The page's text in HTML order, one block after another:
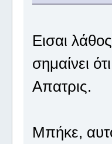
Εισαι
σημαίνει
Απατρις.
Μπήκε,